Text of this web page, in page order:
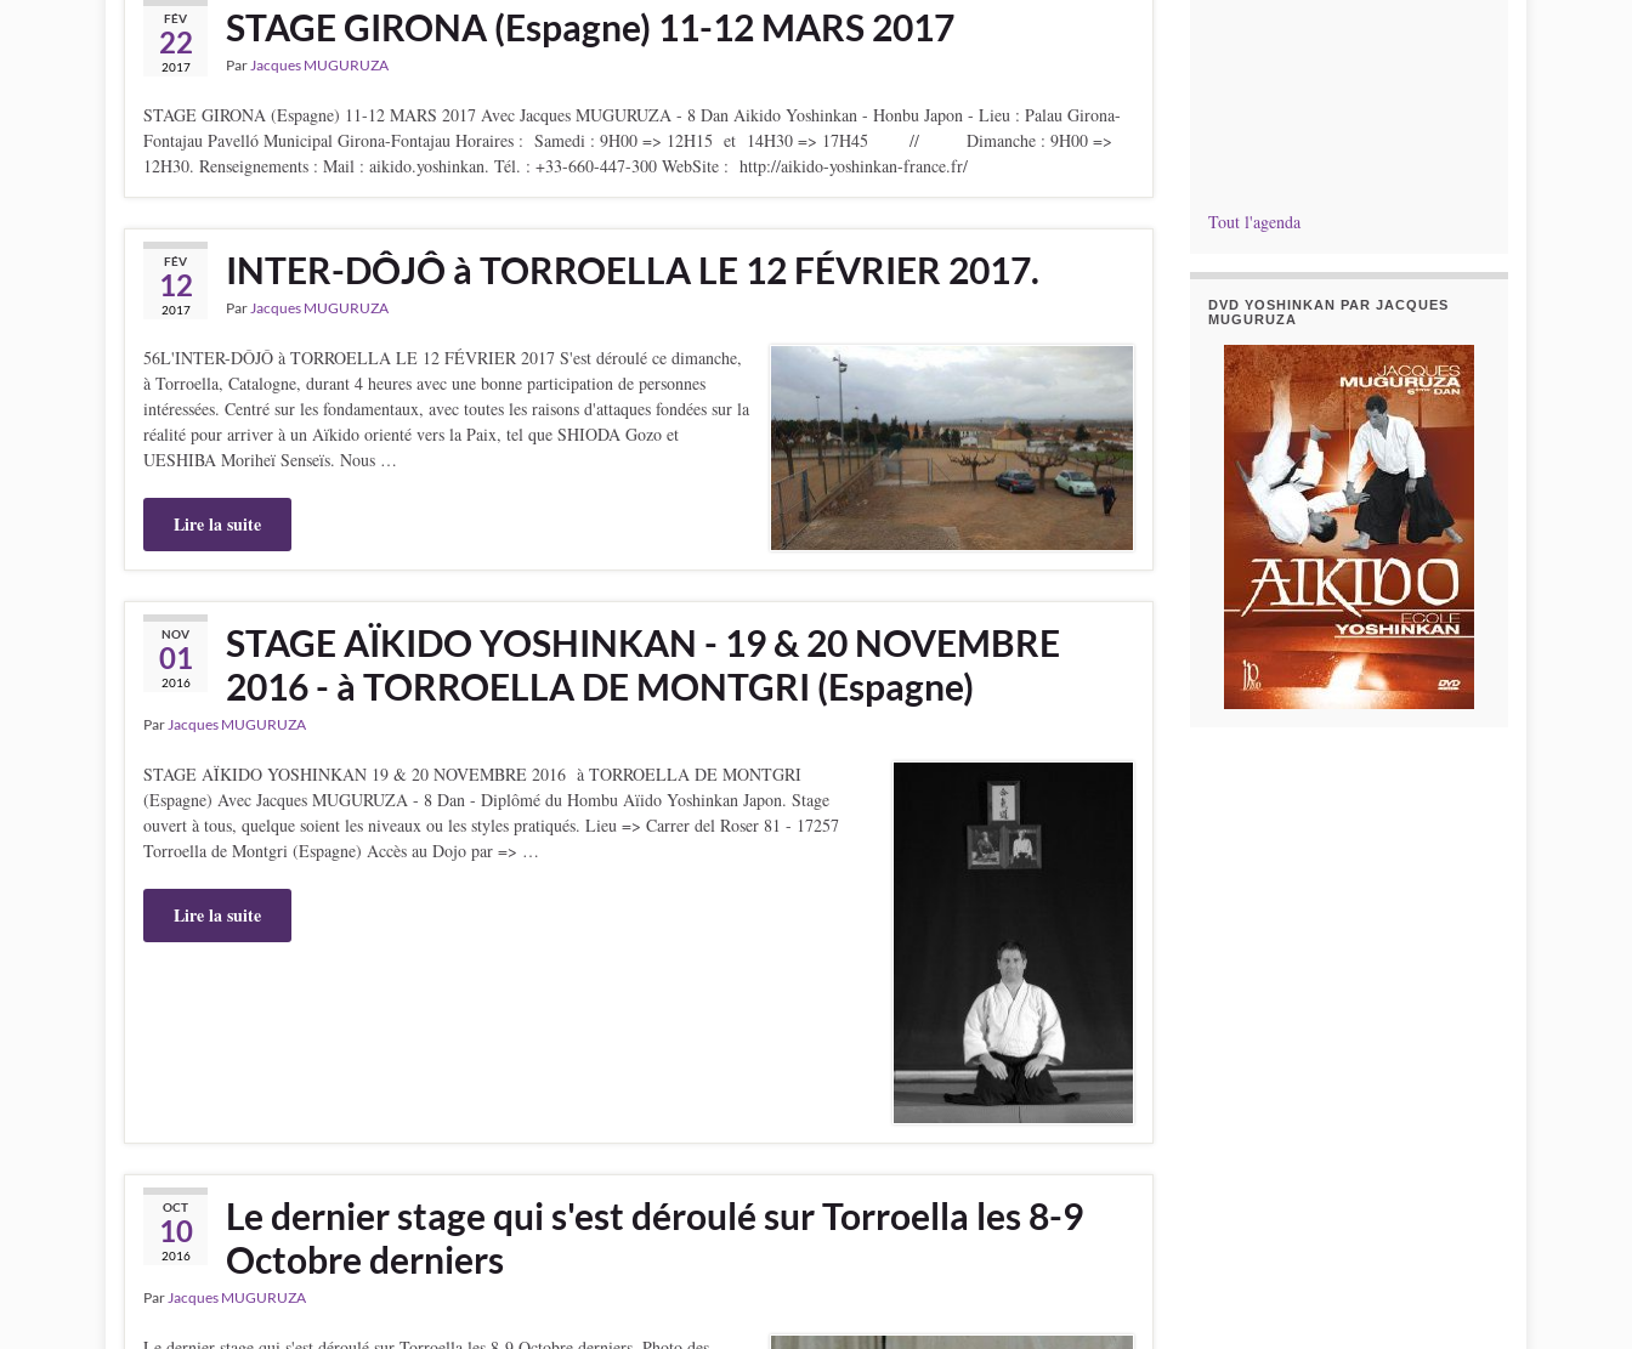
FÉV
22
2017
STAGE GIRONA (Espagne) 11-12 MARS 2017
ParJacques MUGURUZA
STAGE GIRONA (Espagne) 11-12 MARS 2017 Avec Jacques MUGURUZA - 8 Dan Aikido Yoshinkan - Honbu Japon - Lieu : Palau Girona-
Fontajau Pavelló Municipal Girona-Fontajau Horaires : Samedi : 9H00 => 12H15 et 14H30 => 17H45 // Dimanche : 9H00 =>
12H30. Renseignements : Mail : aikido.yoshinkan. Tél. : +33-660-447-300 WebSite : http://aikido-yoshinkan-france.fr/
FÉV
12
2017
INTER-DÔJÔ à TORROELLA LE 12 FÉVRIER 2017.
ParJacques MUGURUZA
56L'INTER-DÔJÔ à TORROELLA LE 12 FÉVRIER 2017 S'est déroulé ce dimanche,
à Torroella, Catalogne, durant 4 heures avec une bonne participation de personnes
intéressées. Centré sur les fondamentaux, avec toutes les raisons d'attaques fondées sur la
réalité pour arriver à un Aïkido orienté vers la Paix, tel que SHIODA Gozo et
UESHIBA Moriheï Senseïs. Nous …
Lire la suite
NOV
01
2016
STAGE AÏKIDO YOSHINKAN - 19 & 20 NOVEMBRE
2016 - à TORROELLA DE MONTGRI (Espagne)
ParJacques MUGURUZA
STAGE AÏKIDO YOSHINKAN 19 & 20 NOVEMBRE 2016 à TORROELLA DE MONTGRI
(Espagne) Avec Jacques MUGURUZA - 8 Dan - Diplômé du Hombu Aïido Yoshinkan Japon. Stage
ouvert à tous, quelque soient les niveaux ou les styles pratiqués. Lieu => Carrer del Roser 81 - 17257
Torroella de Montgri (Espagne) Accès au Dojo par => …
Lire la suite
OCT
10
2016
Le dernier stage qui s'est déroulé sur Torroella les 8-9
Octobre derniers
ParJacques MUGURUZA
Tout l'agenda
DVD YOSHINKAN PAR JACQUES
MUGURUZA